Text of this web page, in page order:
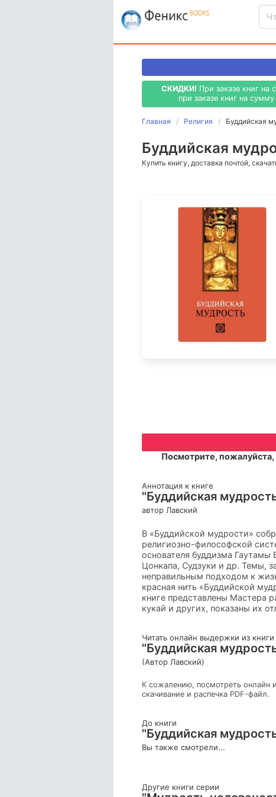
СКИДКИ! При заказе книг на
при заказе книг на сумму
Главная Религия Буддийская
Буддийская
Купить книгу, доставка почтой,
Посмотрите,
Аннотация к книге
"Буддийская
автор Лавский
В «Буддийской мудрости»
религиозно-философской
основателя буддизма
Цонкапа, Судзуки и др. Темы,
неправильным подходом к
красная нить «Буддийской
книге представлены Мастера
кукай и других, показаны их
Читать онлайн выдержки из книги
"Буддийская
(Автор Лавский)
К сожалению, посмотреть онлайн
скачивание и распечка PDF-файл.
До книги
"Буддийская
Вы также смотрели...
Другие книги серии